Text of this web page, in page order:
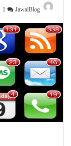
JawalBlog